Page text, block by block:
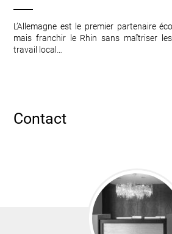
L’Allemagne est le premier partenaire
mais franchir le Rhin sans maîtriser
travail local…
Contact